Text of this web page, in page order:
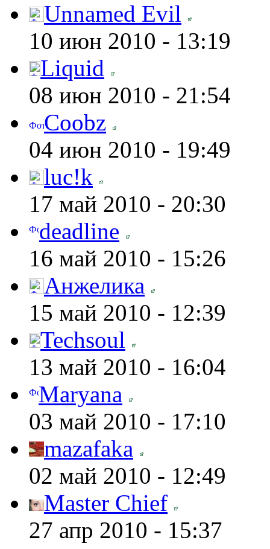
Unnamed Evil
10 июн 2010 - 13:19
Liquid
08 июн 2010 - 21:54
Coobz
04 июн 2010 - 19:49
luc!k
17 май 2010 - 20:30
deadline
16 май 2010 - 15:26
Анжелика
15 май 2010 - 12:39
Techsoul
13 май 2010 - 16:04
Maryana
03 май 2010 - 17:10
mazafaka
02 май 2010 - 12:49
Master Chief
27 апр 2010 - 15:37